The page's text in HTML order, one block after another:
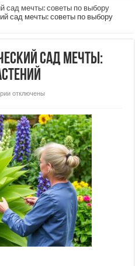
сад мечты: советы по выбору
сад мечты: советы по выбору
сад мечты:
к
создать
ботанический
сад
мечты:
советы
по
выбору
растений
отключены